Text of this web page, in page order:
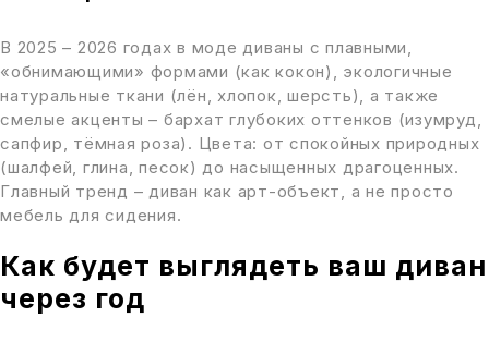
В 2025 – 2026 годах в моде диваны с плавными,
«обнимающими» формами (как кокон), экологичные
натуральные ткани (лён, хлопок, шерсть), а также
смелые акценты – бархат глубоких оттенков (изумруд,
сапфир, тёмная роза). Цвета: от спокойных природных
(шалфей, глина, песок) до насыщенных драгоценных.
Главный тренд – диван как арт-объект, а не просто
мебель для сидения.
Как будет выглядеть ваш диван
через год